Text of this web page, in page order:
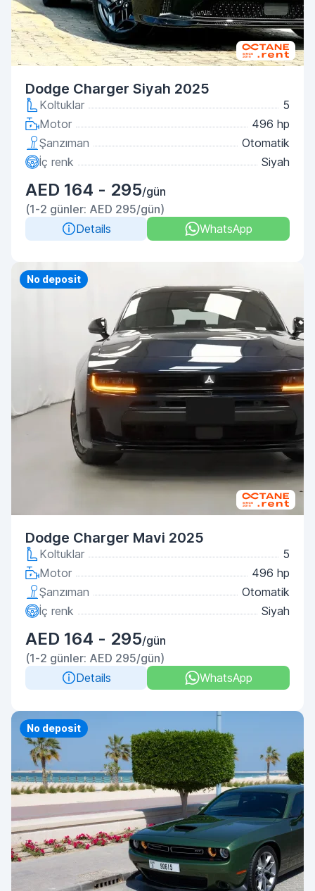
Dodge Charger Siyah 2025
Koltuklar
5
Motor
496 hp
Şanzıman
Otomatik
İç renk
Siyah
AED 164 - 295/gün
(1-2 günler: AED 295/gün)
Details
WhatsApp
Priority
No deposit
Dodge Charger Mavi 2025
Koltuklar
5
Motor
496 hp
Şanzıman
Otomatik
İç renk
Siyah
AED 164 - 295/gün
(1-2 günler: AED 295/gün)
Details
WhatsApp
Priority
No deposit